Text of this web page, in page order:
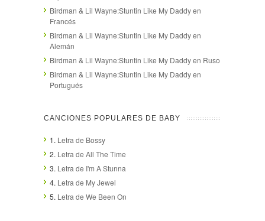
Birdman & Lil Wayne:Stuntin Like My Daddy en
Francés
Birdman & Lil Wayne:Stuntin Like My Daddy en
Alemán
Birdman & Lil Wayne:Stuntin Like My Daddy en Ruso
Birdman & Lil Wayne:Stuntin Like My Daddy en
Portugués
CANCIONES POPULARES DE BABY
1. Letra de Bossy
2. Letra de All The Time
3. Letra de I'm A Stunna
4. Letra de My Jewel
5. Letra de We Been On